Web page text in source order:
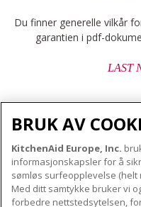
Du finner generelle vilkår
garantien i pdf-
LAST
OM KITCHENAID
Merkets kjerne
Merkehistorie
VÅRE PRODUKTER
BRUK AV
KitchenAid Europe, Inc.
informasjonskapsler for å
sømløs surfeopplevelse
Med ditt samtykke bruker vi
forbedre nettstedsytelsen,